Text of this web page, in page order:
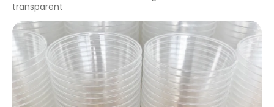
transparent